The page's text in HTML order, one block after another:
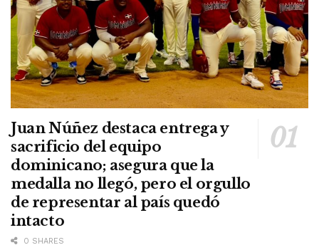
Juan Núñez destaca entrega y
sacrificio del equipo
dominicano; asegura que la
medalla no llegó, pero el orgullo
de representar al país quedó
intacto
0 SHARES